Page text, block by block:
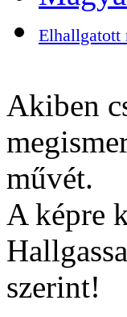
Elhallgatott
Akiben
művét.
A képre
szerint!